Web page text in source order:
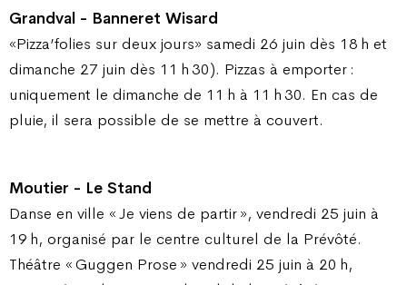
Grandval - Banneret Wisard
«Pizza’folies sur deux jours» samedi 26 juin dès 18 h et
dimanche 27 juin dès 11 h 30). Pizzas à emporter :
uniquement le dimanche de 11 h à 11 h 30. En cas de
pluie, il sera possible de se mettre à couvert.
Moutier - Le Stand
Danse en ville « Je viens de partir », vendredi 25 juin à
19 h, organisé par le centre culturel de la Prévôté.
Théâtre « Guggen Prose » vendredi 25 juin à 20 h,